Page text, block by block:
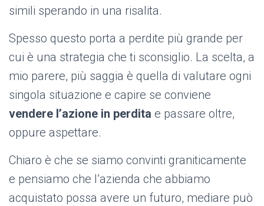
simili sperando in una risalita.
Spesso questo porta a perdite più grande per
cui è una strategia che ti sconsiglio. La scelta, a
mio parere, più saggia è quella di valutare ogni
singola situazione e capire se conviene
vendere l’azione in perdita e passare oltre,
oppure aspettare.
Chiaro è che se siamo convinti graniticamente
e pensiamo che l’azienda che abbiamo
acquistato possa avere un futuro, mediare può